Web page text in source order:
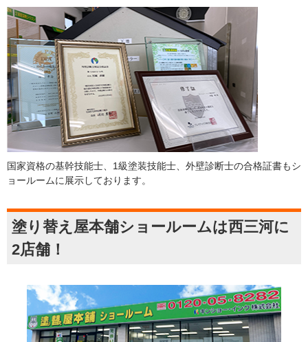
国家資格の基幹技能士、1級塗装技能士、外壁診断士の合格証書もシ
ョールームに展示しております。
塗り替え屋本舗ショールームは西三河に
2店舗！